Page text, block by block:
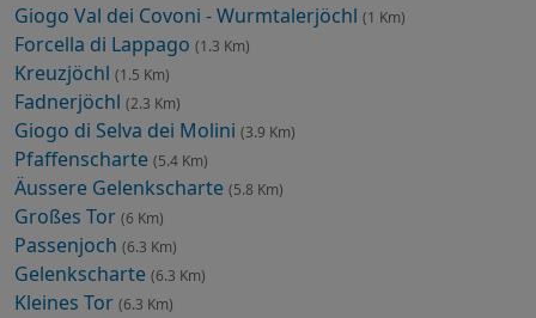
Giogo Val dei Covoni - Wurmtalerjöchl (1 Km)
Forcella di Lappago (1.3 Km)
Kreuzjöchl (1.5 Km)
Fadnerjöchl (2.3 Km)
Giogo di Selva dei Molini (3.9 Km)
Pfaffenscharte (5.4 Km)
Äussere Gelenkscharte (5.8 Km)
Großes Tor (6 Km)
Passenjoch (6.3 Km)
Gelenkscharte (6.3 Km)
Kleines Tor (6.3 Km)